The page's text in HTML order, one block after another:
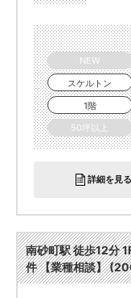
NEW
スケルトン
1階
50坪以上
詳細を見る
南砂町駅 徒歩12分
件 【業種相談】